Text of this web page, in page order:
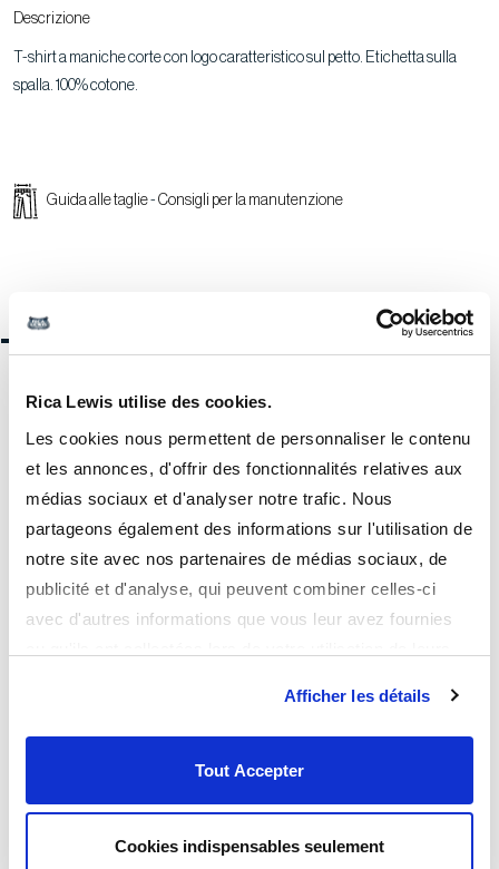
Rica Lewis utilise des cookies.
Les cookies nous permettent de personnaliser le contenu
et les annonces, d'offrir des fonctionnalités relatives aux
médias sociaux et d'analyser notre trafic. Nous
partageons également des informations sur l'utilisation de
notre site avec nos partenaires de médias sociaux, de
publicité et d'analyse, qui peuvent combiner celles-ci
avec d'autres informations que vous leur avez fournies
Afficher les détails
Tout Accepter
Cookies indispensables seulement
Descrizione
T-shirt a maniche corte con logo caratteristico sul petto. Etichetta sulla
spalla. 100% cotone.
Guida alle taglie- Consigli per la manutenzione
Ti piacerà anche...
100% WEB
DEAN
cerniera FLOYD